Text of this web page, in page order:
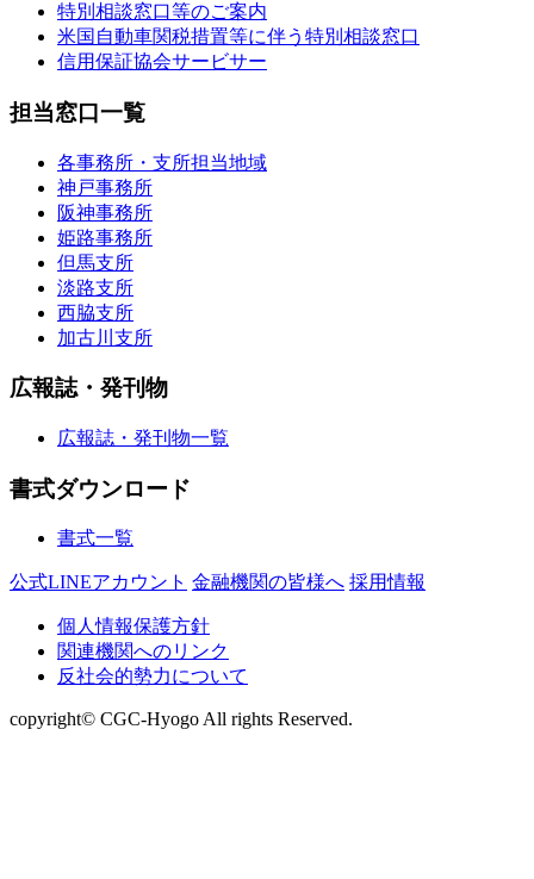
特別相談窓口等のご案内
米国自動車関税措置等に伴う特別相談窓口
信用保証協会サービサー
担当窓口一覧
各事務所・支所担当地域
神戸事務所
阪神事務所
姫路事務所
但馬支所
淡路支所
西脇支所
加古川支所
広報誌・発刊物
広報誌・発刊物一覧
書式ダウンロード
書式一覧
公式LINEアカウント 金融機関の皆様へ 採用情報
個人情報保護方針
関連機関へのリンク
反社会的勢力について
copyright© CGC-Hyogo All rights Reserved.